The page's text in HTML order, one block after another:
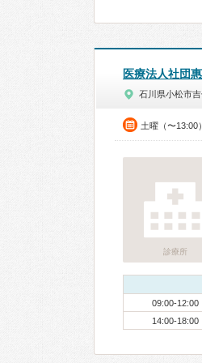
医療法人社団
石川県小松市
土曜（〜13:00）
診療所
09:00-12:00
14:00-18:00